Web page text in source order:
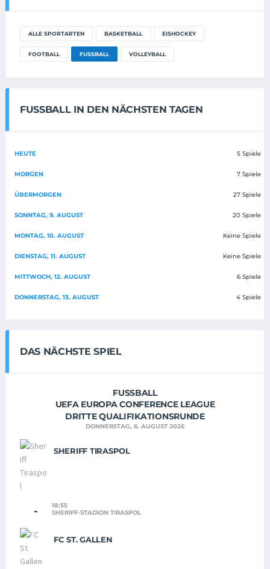
ALLE SPORTARTEN BASKETBALL EISHOCKEY
FOOTBALL FUSSBALL VOLLEYBALL
FUSSBALL IN DEN NÄCHSTEN TAGEN
HEUTE 5 Spiele
MORGEN 7 Spiele
ÜBERMORGEN 27 Spiele
SONNTAG, 9. AUGUST 20 Spiele
MONTAG, 10. AUGUST Keine Spiele
DIENSTAG, 11. AUGUST Keine Spiele
MITTWOCH, 12. AUGUST 6 Spiele
DONNERSTAG, 13. AUGUST 4 Spiele
DAS NÄCHSTE SPIEL
FUSSBALL
UEFA EUROPA CONFERENCE LEAGUE
DRITTE QUALIFIKATIONSRUNDE
DONNERSTAG, 6. AUGUST 2026
SHERIFF TIRASPOL
-
18:55
SHERIFF-STADION TIRASPOL
FC ST. GALLEN